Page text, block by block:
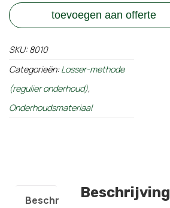
toevoegen aan offerte
SKU:8010
Categorieën:Losser-methode
(regulier onderhoud),
Onderhoudsmateriaal
BeschrijvingBeschrijving